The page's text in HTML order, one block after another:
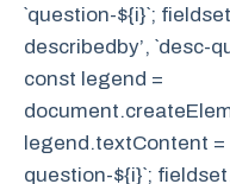
`question-${i}`;
describedby’, `desc-
const legend =
legend.textContent =
question-${i}`;